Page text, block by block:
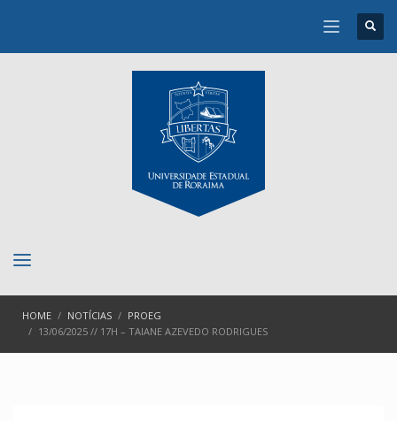
HOME NOTÍCIAS
PROEG
13/06/2025 // 17H – TAIANE AZEVEDO RODRIGUES